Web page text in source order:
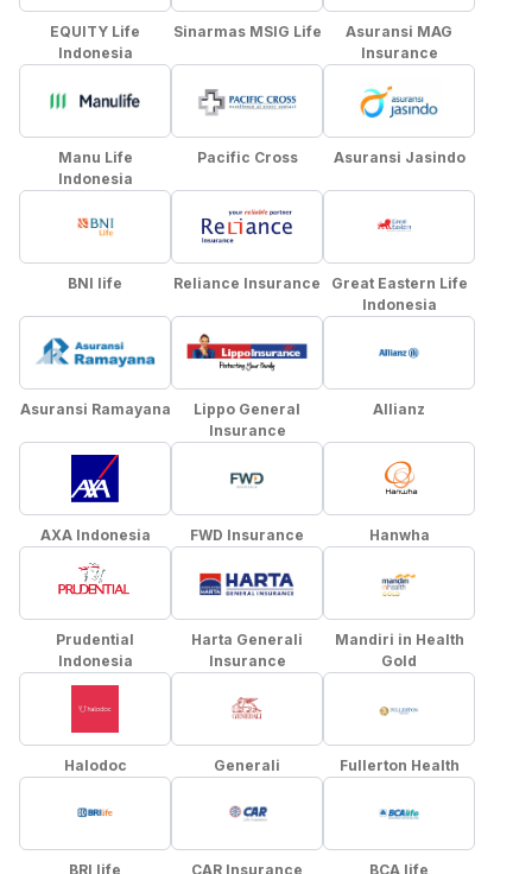
EQUITY Life
Indonesia
Sinarmas MSIG Life
Asuransi MAG
Insurance
Manu Life
Indonesia
Pacific Cross Asuransi Jasindo
BNI life Reliance Insurance
Great Eastern Life
Indonesia
Asuransi Ramayana
Lippo General
Insurance
Allianz
AXA Indonesia FWD Insurance Hanwha
Prudential
Indonesia
Harta Generali
Insurance
Mandiri in Health
Gold
Halodoc Generali Fullerton Health
BRI life CAR Insurance BCA life